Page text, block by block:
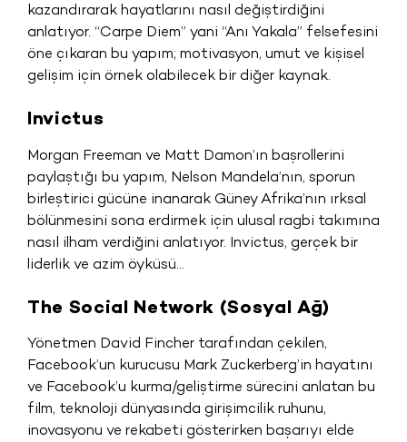
kazandırarak hayatlarını nasıl değiştirdiğini
anlatıyor. “Carpe Diem” yani “Anı Yakala” felsefesini
öne çıkaran bu yapım; motivasyon, umut ve kişisel
gelişim için örnek olabilecek bir diğer kaynak.
Invictus
Morgan Freeman ve Matt Damon’ın başrollerini
paylaştığı bu yapım, Nelson Mandela’nın, sporun
birleştirici gücüne inanarak Güney Afrika’nın ırksal
bölünmesini sona erdirmek için ulusal ragbi takımına
nasıl ilham verdiğini anlatıyor. Invictus, gerçek bir
liderlik ve azim öyküsü…
The Social Network (Sosyal Ağ)
Yönetmen David Fincher tarafından çekilen,
Facebook’un kurucusu Mark Zuckerberg’in hayatını
ve Facebook’u kurma/geliştirme sürecini anlatan bu
film, teknoloji dünyasında girişimcilik ruhunu,
inovasyonu ve rekabeti gösterirken başarıyı elde